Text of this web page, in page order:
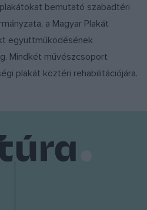
bemutató szabadtéri
a Magyar Plakát
együttműködésének
Mindkét művészcsoport
plakát köztéri rehabilitációjára.